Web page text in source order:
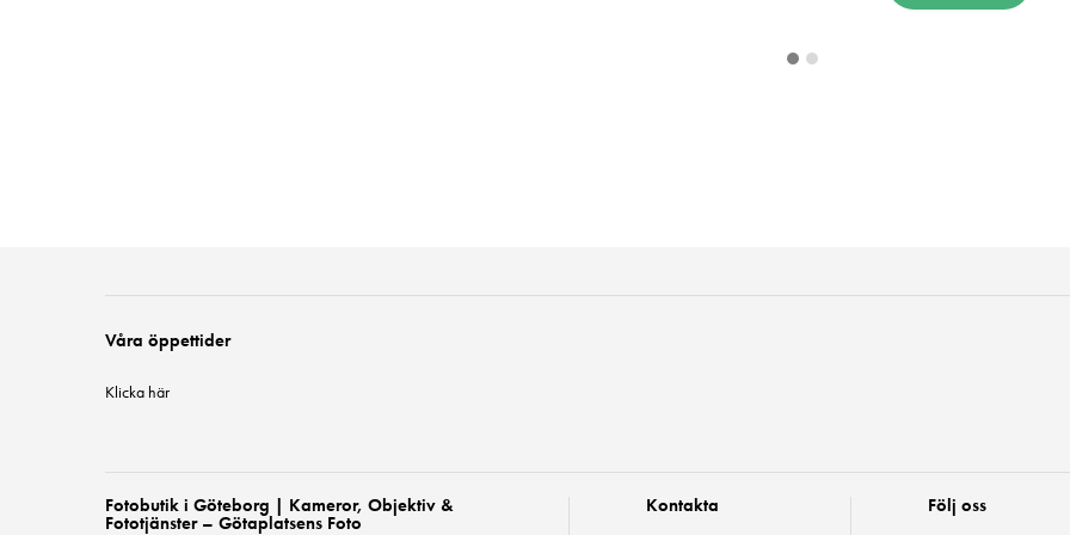
Våra öppettider
Klicka här
Fotobutik i Göteborg | Kameror, Objektiv &
Fototjänster – Götaplatsens Foto
Kontakta Följ oss